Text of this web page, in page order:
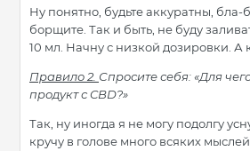
Ну понятно, будьте аккуратны, бла-
борщите. Так и быть, не буду
10 мл. Начну с низкой дозировки. А
Правило 2. Спросите себя: «Для
продукт с CBD?»
Так, ну иногда я не могу подолгу
кручу в голове много всяких